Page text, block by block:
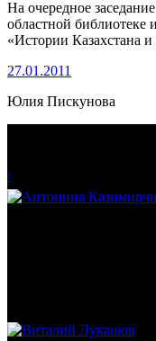
На очередное
областной
«Истории
27.01.2011
Юлия Пискунова
!